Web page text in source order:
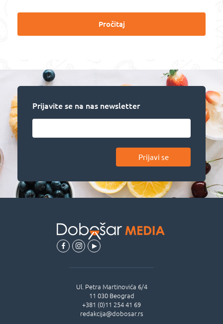
Pročitaj
Prijavite se na nas newsletter
Prijavi se
Ul. Petra Martinovića 6/4
11 030 Beograd
+381 (0)11 254 41 69
redakcija@dobosar.rs